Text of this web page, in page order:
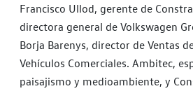
Francisco Ullod, gerente de
directora general de Volkswagen
Borja Barenys, director de Ventas
Vehículos Comerciales. Ambitec,
paisajismo y medioambiente, y